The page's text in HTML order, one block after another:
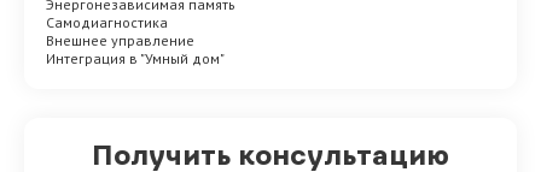
Получить консультацию
Энергонезависимая память
Самодиагностика
Внешнее управление
Интеграция в "Умный дом"